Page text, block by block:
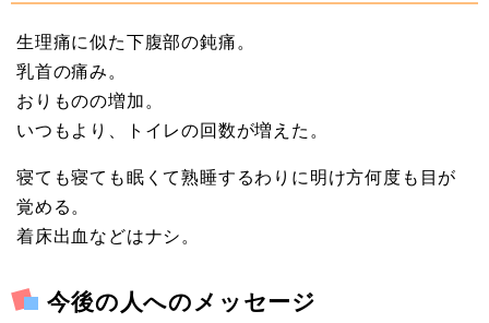
生理痛に似た下腹部の鈍痛。
乳首の痛み。
おりものの増加。
いつもより、トイレの回数が増えた。
寝ても寝ても眠くて熟睡するわりに明け方何度も目が
覚める。
着床出血などはナシ。
今後の人へのメッセージ